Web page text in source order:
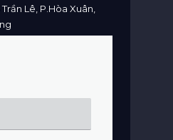
Lê, P.Hòa Xuân,